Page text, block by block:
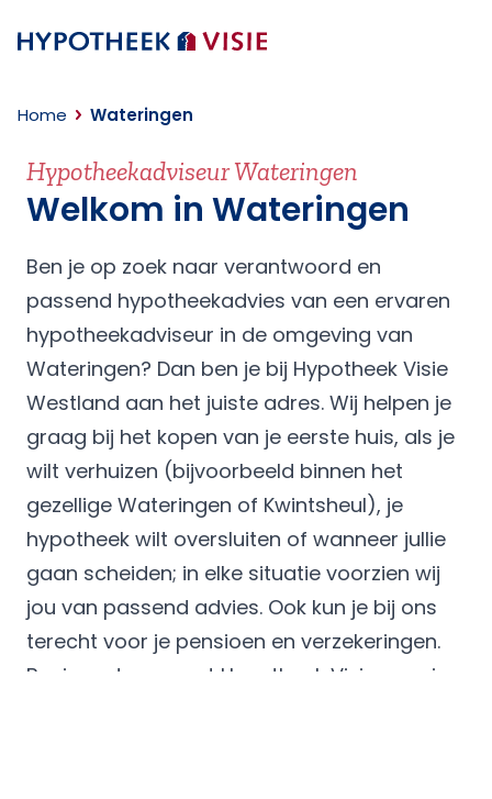
Terug naar home
Home Wateringen
Hypotheekadviseur Wateringen
Welkom in Wateringen
Ben je op zoek naar verantwoord en
passend hypotheekadvies van een ervaren
hypotheekadviseur in de omgeving van
Wateringen? Dan ben je bij Hypotheek Visie
Westland aan het juiste adres. Wij helpen je
graag bij het kopen van je eerste huis, als je
wilt verhuizen (bijvoorbeeld binnen het
gezellige Wateringen of Kwintsheul), je
hypotheek wilt oversluiten of wanneer jullie
gaan scheiden; in elke situatie voorzien wij
jou van passend advies. Ook kun je bij ons
terecht voor je pensioen en verzekeringen.
Benieuwd naar wat Hypotheek Visie voor jou